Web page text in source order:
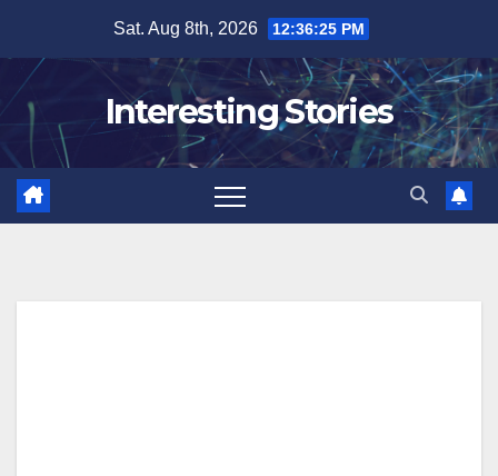
content
Sat. Aug 8th, 2026 12:36:26 PM
Interesting Stories